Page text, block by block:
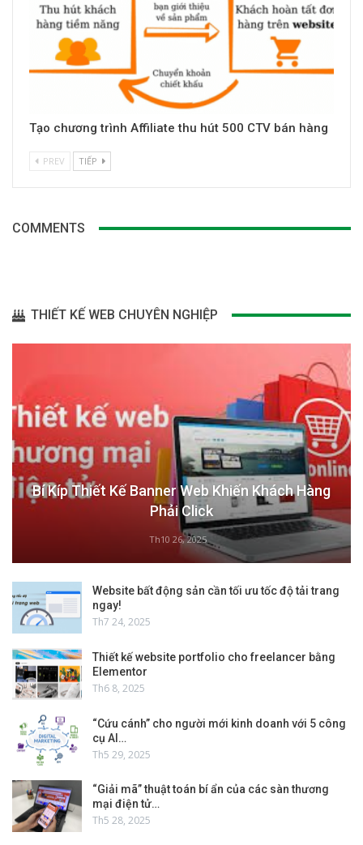
Tạo chương trình Affiliate thu hút 500 CTV bán hàng
PREV TIẾP
COMMENTS
THIẾT KẾ WEB CHUYÊN NGHIỆP
Bí Kíp Thiết Kế Banner Web Khiến Khách Hàng
Phải Click
Th10 26, 2025
Website bất động sản cần tối ưu tốc độ tải trang
ngay!
Th7 24, 2025
Thiết kế website portfolio cho freelancer bằng
Elementor
Th6 8, 2025
“Cứu cánh” cho người mới kinh doanh với 5 công
cụ AI…
Th5 29, 2025
“Giải mã” thuật toán bí ẩn của các sàn thương
mại điện tử…
Th5 28, 2025